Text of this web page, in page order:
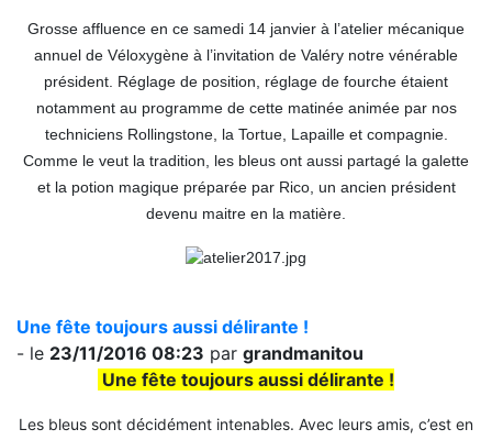
Grosse affluence en ce samedi 14 janvier à l’atelier mécanique
annuel de Véloxygène à l’invitation de Valéry notre vénérable
président. Réglage de position, réglage de fourche étaient
notamment au programme de cette matinée animée par nos
techniciens Rollingstone, la Tortue, Lapaille et compagnie.
Comme le veut la tradition, les bleus ont aussi partagé la galette
et la potion magique préparée par Rico, un ancien président
devenu maitre en la matière.
Une fête toujours aussi délirante !
- le 23/11/2016 08:23 par grandmanitou
Une fête toujours aussi délirante !
Les bleus sont décidément intenables. Avec leurs amis, c’est en